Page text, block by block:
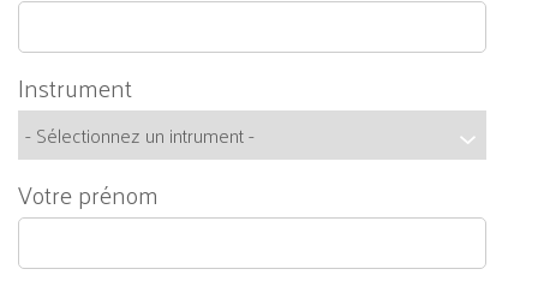
Instrument
Votre prénom